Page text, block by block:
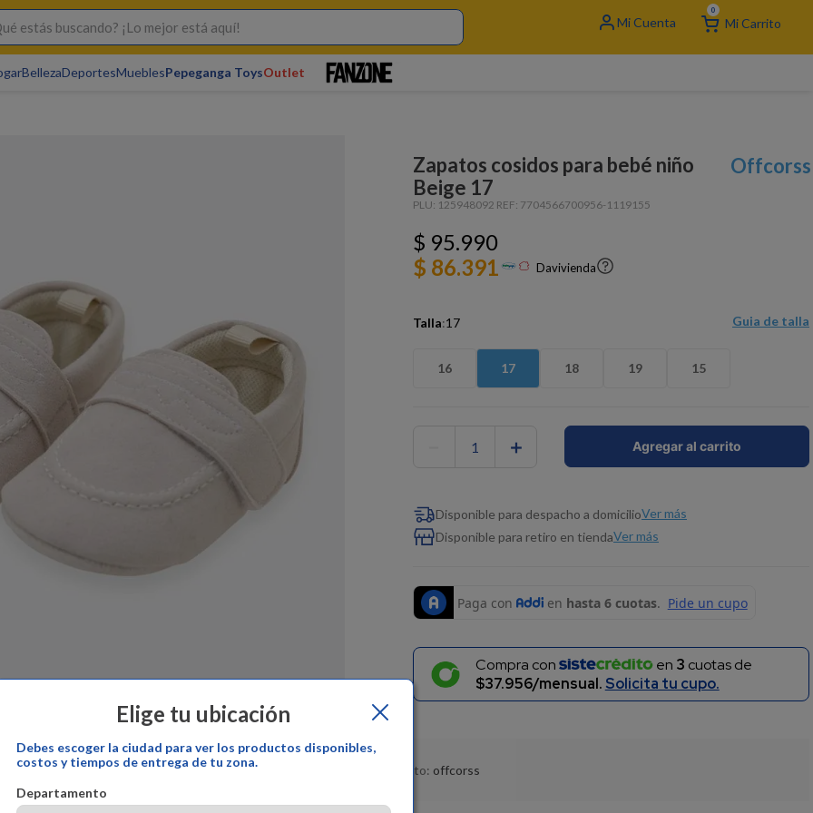
buscando? ¡Lo mejor está aquí! 0
BellezaDeportesMueblesPepeganga ToysOutlet
Elige tu ubicación
Debes escoger la ciudad para ver los productos disponibles,
costos y tiempos de entrega de tu zona.
Departamento
Zapatos cosidos para bebé niño
Beige 17
PLU: 125948092 REF: 7704566700956-1119155
Offcorss
$ 95.990
$ 86.391
Davivienda
Talla:17 Guia de talla
16 17 18 19 15
＋ Agregar al carrito
Disponible para despacho a domicilioVer más
Disponible para retiro en tiendaVer más
Compra con en 3 cuotas de
$37.956/mensual. Solicita tu cupo.
offcorss Cambios y devoluciones:offcorss Garantía del producto: offcorss